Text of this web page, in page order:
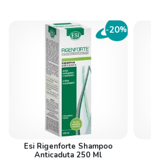
-20%
Esi Rigenforte Shampoo
Anticaduta 250 Ml